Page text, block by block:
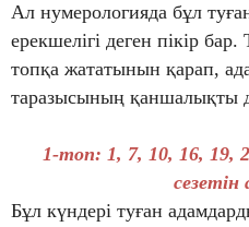
Ал нумерологияда бұл
ерекшелігі деген пікір
топқа жататынын қарап,
таразысының қаншалықты
1-топ: 1, 7, 10, 16, 19,
сезетін
Бұл күндері туған